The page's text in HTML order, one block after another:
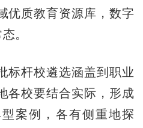
优质教育资源库，数字
。
杆校遴选涵盖到职业
各校要结合实际，形成
案例，各有侧重地探